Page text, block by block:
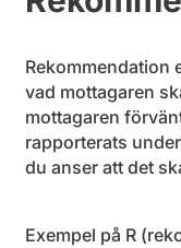
Rekommendation
vad mottagaren
mottagaren
rapporterats
du anser att det
Exempel på R